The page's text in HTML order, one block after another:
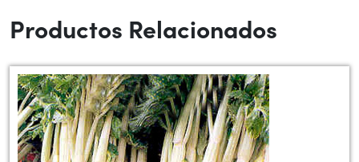
Productos Relacionados